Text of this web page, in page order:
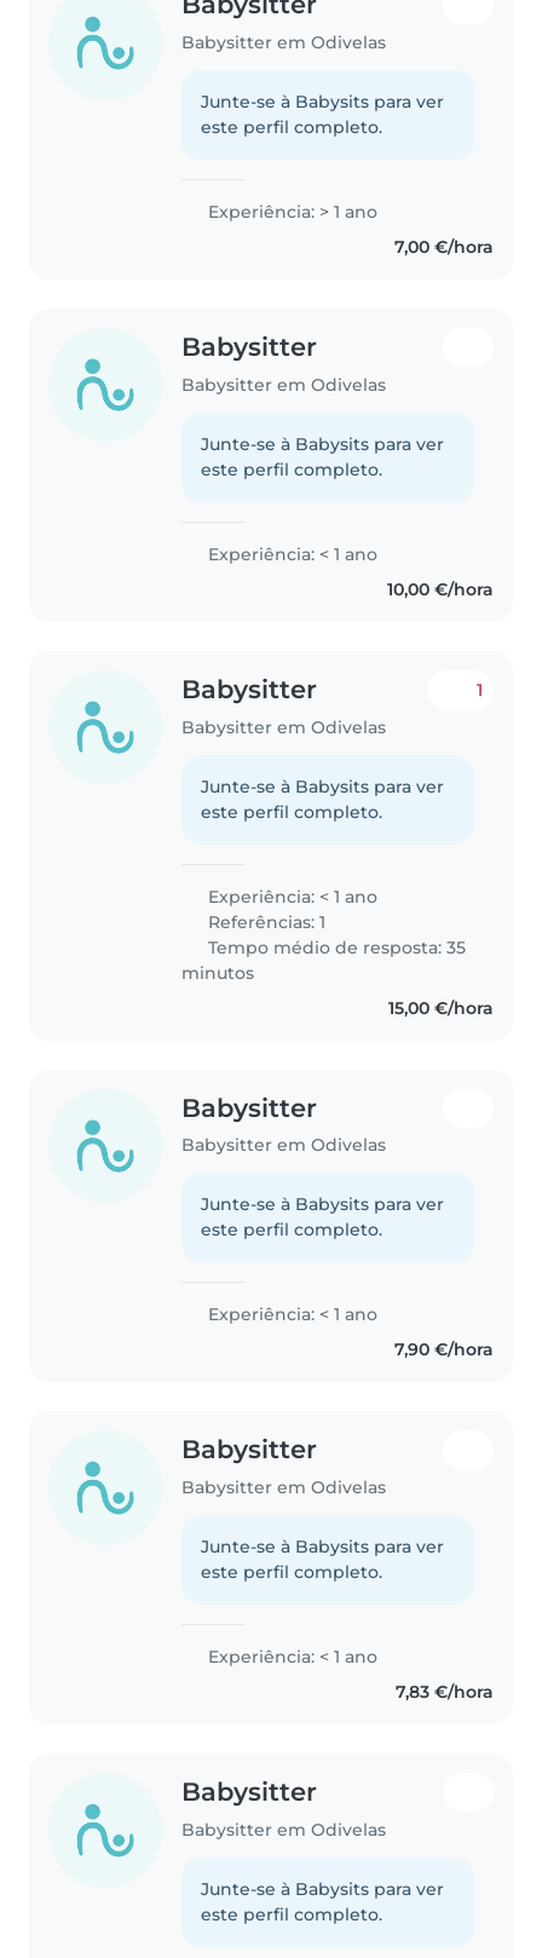
Babysitter em Odivelas
Junte-se à Babysits para ver
este perfil completo.
Experiência: > 1 ano
7,00 €/hora
Babysitter
Babysitter em Odivelas
Junte-se à Babysits para ver
este perfil completo.
Experiência: < 1 ano
10,00 €/hora
Babysitter
Babysitter em Odivelas
1
Junte-se à Babysits para ver
este perfil completo.
Experiência: < 1 ano
Referências: 1
Tempo médio de resposta: 35
minutos
15,00 €/hora
Babysitter
Babysitter em Odivelas
Junte-se à Babysits para ver
este perfil completo.
Experiência: < 1 ano
7,90 €/hora
Babysitter
Babysitter em Odivelas
Junte-se à Babysits para ver
este perfil completo.
Experiência: < 1 ano
7,83 €/hora
Babysitter
Babysitter em Odivelas
Junte-se à Babysits para ver
este perfil completo.